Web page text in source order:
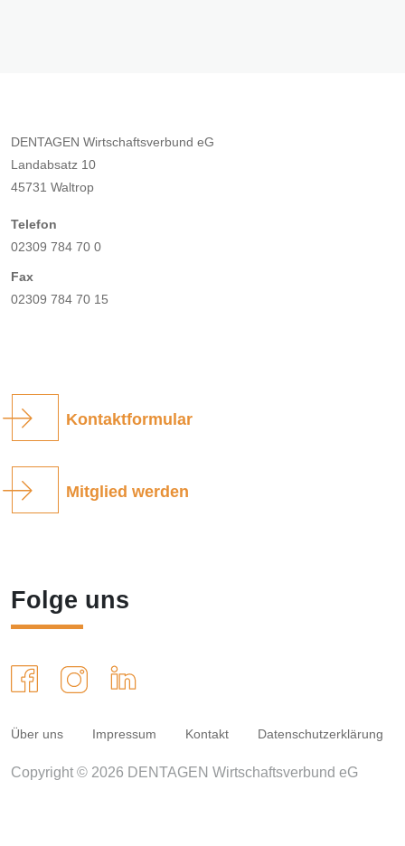
DENTAGEN Wirtschaftsverbund eG
Landabsatz 10
45731 Waltrop
Telefon
02309 784 70 0
Fax
02309 784 70 15
Kontaktformular
Mitglied werden
Folge uns
Über uns Impressum Kontakt Datenschutzerklärung
Copyright © 2026 DENTAGEN Wirtschaftsverbund eG